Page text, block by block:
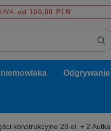
od 100,00 PLN
niemowlaka
konstrukcyjne 28 el. + 2